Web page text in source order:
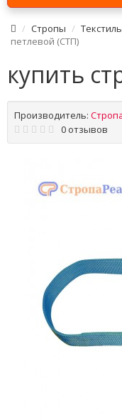
Стропы
петлевой (СТП)
купить
Производитель:
0 отзывов